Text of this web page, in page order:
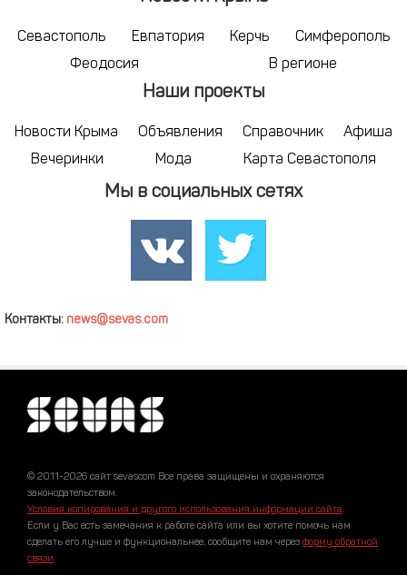
Севастополь Евпатория Керчь
Симферополь
Феодосия
В регионе
Наши проекты
Новости Крыма Объявления Справочник
Афиша
Вечеринки
Мода Карта Севастополя
Мы в социальных сетях
Контакты: news@sevas.com
© 2011-2026 сайт sevascom Все права защищены и охраняются
законодательством.
Условия копирования и другого использования информации сайта.
Если у Вас есть замечания к работе сайта или вы хотите помочь нам
сделать его лучше и функциональнее, сообщите нам через форму обратной
связи